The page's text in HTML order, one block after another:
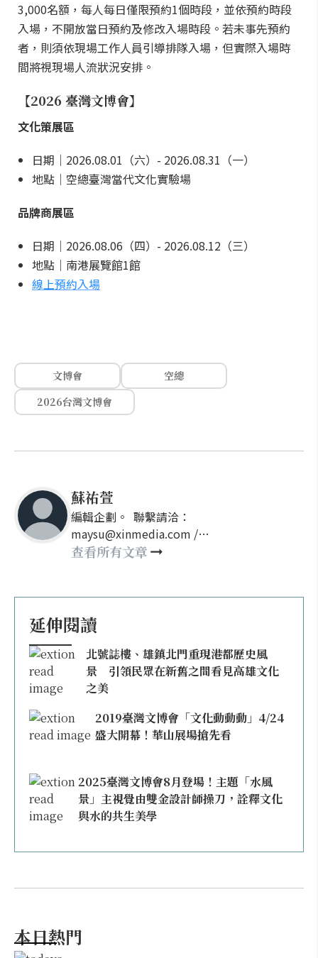
3,000名額，每人每日僅限預約1個時段，並依預約時段
入場，不開放當日預約及修改入場時段。若未事先預約
者，則須依現場工作人員引導排隊入場，但實際入場時
間將視現場人流狀況安排。
【2026 臺灣文博會】
文化策展區
日期｜2026.08.01（六）- 2026.08.31（一）
地點｜空總臺灣當代文化實驗場
品牌商展區
日期｜2026.08.06（四）- 2026.08.12（三）
地點｜南港展覽館1館
線上預約入場
文博會
空總
2026台灣文博會
蘇祐萱
編輯企劃。 聯繫請洽：
maysu@xinmedia.com /
may860527@gmail.com
查看所有文章
延伸閱讀
北號誌樓、雄鎮北門重現港都歷史風
景 引領民眾在新舊之間看見高雄文化
之美
2019臺灣文博會「文化動動動」4/24
盛大開幕！華山展場搶先看
2025臺灣文博會8月登場！主題「水風
景」主視覺由雙金設計師操刀，詮釋文化
與水的共生美學
本日熱門